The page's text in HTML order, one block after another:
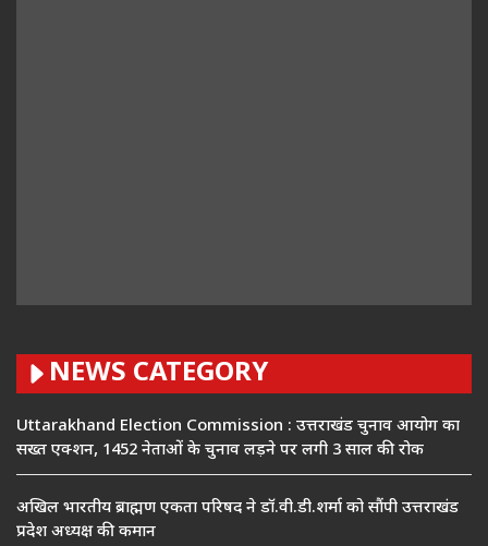
NEWS CATEGORY
Uttarakhand Election Commission : उत्तराखंड चुनाव आयोग का
सख्त एक्शन, 1452 नेताओं के चुनाव लड़ने पर लगी 3 साल की रोक
अखिल भारतीय ब्राह्मण एकता परिषद ने डॉ.वी.डी.शर्मा को सौंपी उत्तराखंड
प्रदेश अध्यक्ष की कमान